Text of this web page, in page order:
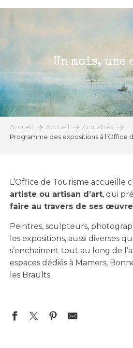
Aller
Un mois, une
Accueil Accueil
Actualités
Programme des expositions à l’Office
L’Office de Tourisme accueille
artiste ou artisan d’art, qui
faire au travers de ses
Peintres, sculpteurs,
les expositions, aussi diverses
s’enchainent tout au long de
espaces dédiés à Mamers,
les Braults.